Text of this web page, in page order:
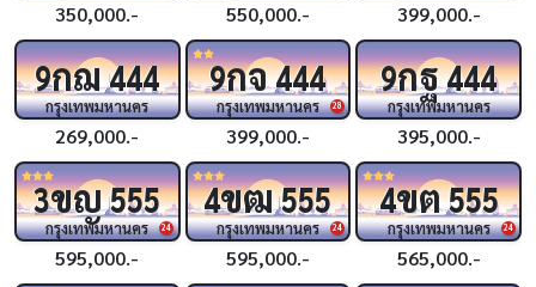
350,000.- 550,000.- 399,000.-
9กฌ444
กรุงเทพมหานคร
269,000.-
28
9กจ444
กรุงเทพมหานคร
399,000.-
9กฐ444
กรุงเทพมหานคร
395,000.-
24
3ขญ555
กรุงเทพมหานคร
595,000.-
24
4ขฒ555
กรุงเทพมหานคร
595,000.-
24
4ขต555
กรุงเทพมหานคร
565,000.-